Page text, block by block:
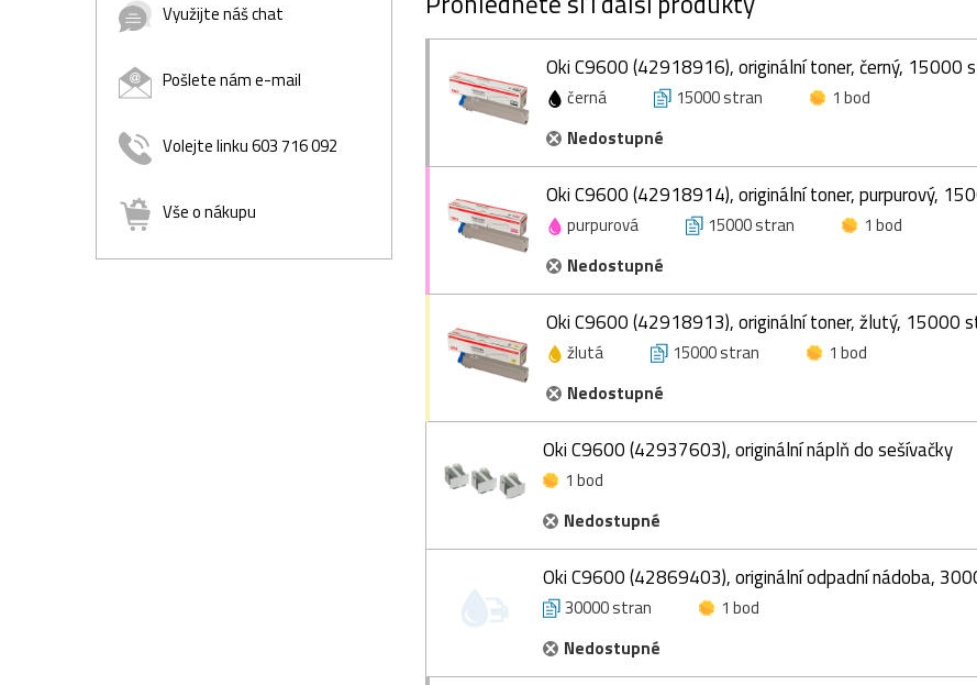
Využijte náš chat
Pošlete nám e-mail
Volejte linku 603 716 092
Vše o nákupu
Oki C9600 (42918916), originální toner, černý, 15000
černá 15000 stran
1 bod
Nedostupné
Oki C9600 (42918914), originální toner, purpurový,
purpurová 15000 stran
1 bod
Nedostupné
Oki C9600 (42918913), originální toner, žlutý, 15000
žlutá 15000 stran
1 bod
Nedostupné
Oki C9600 (42937603), originální náplň do sešívačky
1 bod
Nedostupné
Oki C9600 (42869403), originální odpadní nádoba,
30000 stran
1 bod
Nedostupné